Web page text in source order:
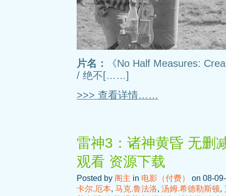
片名：
《No Half Measures:
/ 绝不[……]
>>> 查看详情……
雷神3：诸神黄昏 无删
观看 资源下载
Posted by 阁主 in 电影（付费）
on 08-
卡尔.厄本, 马克.鲁法洛, 汤姆.希德勒斯顿,